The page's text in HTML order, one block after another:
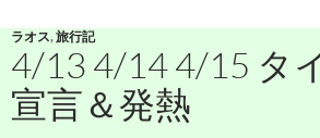
ラオス,旅行記
4/13 4/14 4/15 タ
宣言＆発熱